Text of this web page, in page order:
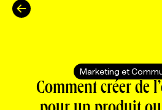
ACTUALITÉS
TOUTES LES
CHRONIQUES
FORFAITS ABONNEMENT
INFOLETTRES
Marketing et
Comment créer de